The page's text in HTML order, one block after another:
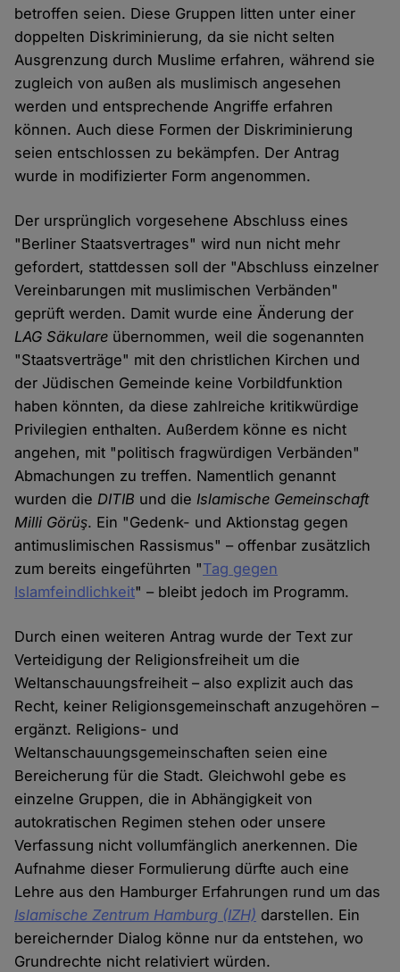
betroffen seien. Diese Gruppen litten unter einer
doppelten Diskriminierung, da sie nicht selten
Ausgrenzung durch Muslime erfahren, während sie
zugleich von außen als muslimisch angesehen
werden und entsprechende Angriffe erfahren
können. Auch diese Formen der Diskriminierung
seien entschlossen zu bekämpfen. Der Antrag
wurde in modifizierter Form angenommen.
Der ursprünglich vorgesehene Abschluss eines
"Berliner Staatsvertrages" wird nun nicht mehr
gefordert, stattdessen soll der "Abschluss einzelner
Vereinbarungen mit muslimischen Verbänden"
geprüft werden. Damit wurde eine Änderung der
LAG Säkulare übernommen, weil die sogenannten
"Staatsverträge" mit den christlichen Kirchen und
der Jüdischen Gemeinde keine Vorbildfunktion
haben könnten, da diese zahlreiche kritikwürdige
Privilegien enthalten. Außerdem könne es nicht
angehen, mit "politisch fragwürdigen Verbänden"
Abmachungen zu treffen. Namentlich genannt
wurden die DITIB und die Islamische Gemeinschaft
Milli Görüş. Ein "Gedenk- und Aktionstag gegen
antimuslimischen Rassismus" – offenbar zusätzlich
zum bereits eingeführten "Tag gegen
Islamfeindlichkeit" – bleibt jedoch im Programm.
Durch einen weiteren Antrag wurde der Text zur
Verteidigung der Religionsfreiheit um die
Weltanschauungsfreiheit – also explizit auch das
Recht, keiner Religionsgemeinschaft anzugehören –
ergänzt. Religions- und
Weltanschauungsgemeinschaften seien eine
Bereicherung für die Stadt. Gleichwohl gebe es
einzelne Gruppen, die in Abhängigkeit von
autokratischen Regimen stehen oder unsere
Verfassung nicht vollumfänglich anerkennen. Die
Aufnahme dieser Formulierung dürfte auch eine
Lehre aus den Hamburger Erfahrungen rund um das
Islamische Zentrum Hamburg (IZH) darstellen. Ein
bereichernder Dialog könne nur da entstehen, wo
Grundrechte nicht relativiert würden.